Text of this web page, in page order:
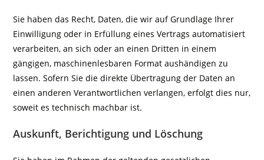
Sie haben das Recht, Daten, die wir auf Grundlage Ihrer
Einwilligung oder in Erfüllung eines Vertrags automatisiert
verarbeiten, an sich oder an einen Dritten in einem
gängigen, maschinenlesbaren Format aushändigen zu
lassen. Sofern Sie die direkte Übertragung der Daten an
einen anderen Verantwortlichen verlangen, erfolgt dies nur,
soweit es technisch machbar ist.
Auskunft, Berichtigung und Löschung